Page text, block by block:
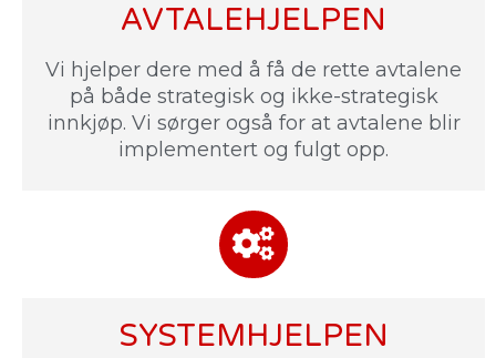
AVTALEHJELPEN
Vi hjelper dere med å få de rette avtalene
på både strategisk og ikke-strategisk
innkjøp. Vi sørger også for at avtalene blir
implementert og fulgt opp.
SYSTEMHJELPEN